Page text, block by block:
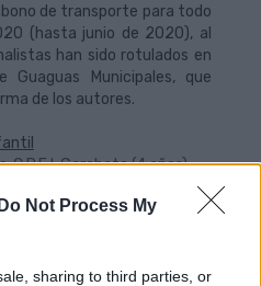
Do Not Process My
sharing to third parties, or
de transporte para todo
(hasta junio de 2020), al
han sido rotulados en
Municipales, que
de los autores.
. C.P.E.I. Garabato (4 años)
Rodríguez. Colegio